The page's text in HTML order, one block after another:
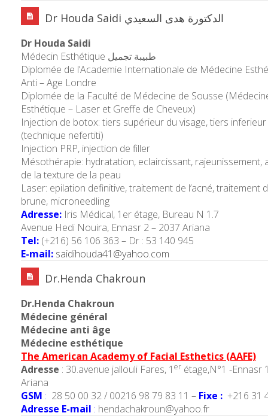
Dr Houda Saidi الدكتورة هدى السعيدي
Dr Houda Saidi
Médecin Esthétique طبيبة تجميل
Diplomée de l’Academie Internationale de Médecine
Anti – Age Londre
Diplomée de la Faculté de Médecine de Sousse
Esthétique – Laser et Greffe de Cheveux)
Injection de botox: tiers supérieur du visage, tiers inferieur
(technique nefertiti)
Injection PRP, injection de filler
Mésothérapie: hydratation, eclaircissant, rajeunissement,
de la texture de la peau
Laser: epilation definitive, traitement de l’acné, traitement
brune, microneedling
Adresse: Iris Médical, 1er étage, Bureau N 1.7
Avenue Hedi Nouira, Ennasr 2 – 2037 Ariana
Tel: (+216) 56 106 363 – Dr : 53 140 945
E-mail: saidihouda41@yahoo.com
Dr.Henda Chakroun
Dr.Henda Chakroun
Médecine général
Médecine anti âge
Médecine esthétique
The American Academy of Facial Esthetics (AAFE)
Adresse : 30.avenue jallouli Fares, 1 er étage,N°1 -Ennasr
Ariana
GSM : 28 50 00 32 / 00216 98 79 83 11 – Fixe : +216 31
Adresse E-mail : hendachakroun@yahoo.fr